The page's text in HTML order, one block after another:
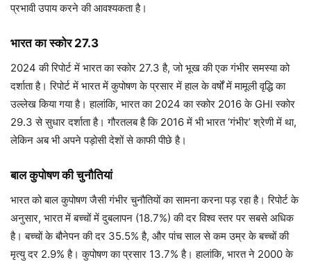
प्रभावी उपाय करने की आवश्यकता है।
भारत का स्कोर 27.3
2024 की रिपोर्ट में भारत का स्कोर 27.3 है, जो भूख की एक गंभीर समस्या को
दर्शाता है। रिपोर्ट में भारत में कुपोषण के प्रसार में हाल के वर्षों में मामूली वृद्धि का
उल्लेख किया गया है। हालांकि, भारत का 2024 का स्कोर 2016 के GHI स्कोर
29.3 से सुधार दर्शाता है। गौरतलब है कि 2016 में भी भारत ‘गंभीर’ श्रेणी में था,
लेकिन अब भी अपने पड़ोसी देशों से काफी पीछे है।
बाल कुपोषण की चुनौतियां
भारत को बाल कुपोषण जैसी गंभीर चुनौतियों का सामना करना पड़ रहा है। रिपोर्ट के
अनुसार, भारत में बच्चों में दुबलापन (18.7%) की दर विश्व स्तर पर सबसे अधिक
है। बच्चों के बौनेपन की दर 35.5% है, और पांच साल से कम उम्र के बच्चों की
मृत्यु दर 2.9% है। कुपोषण का प्रसार 13.7% है। हालांकि, भारत ने 2000 के